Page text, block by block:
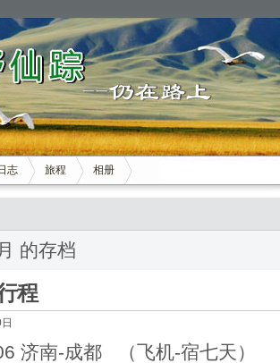
志 旅程 相册
的存档
程
济南-成都 （飞机-宿七天）